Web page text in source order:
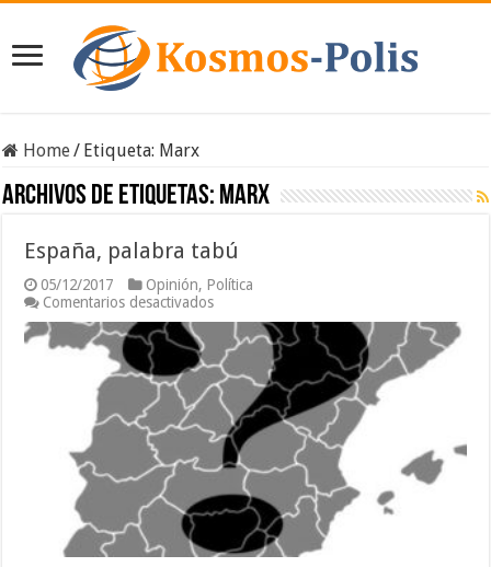
Home/ Etiqueta: Marx
Archivos de etiquetas: Marx
España, palabra tabú
05/12/2017 Opinión, Política
Comentarios desactivadosen
España,
palabra
tabú